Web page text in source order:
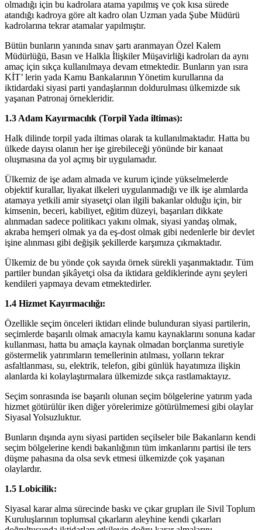
olmadığı için bu kadrolara atama yapılmış ve çok kısa sürede
atandığı kadroya göre alt kadro olan Uzman yada Şube Müdürü
kadrolarına tekrar atamalar yapılmıştır.
Bütün bunların yanında sınav şartı aranmayan Özel Kalem
Müdürlüğü, Basın ve Halkla İlişkiler Müşavirliği kadroları da aynı
amaç için sıkça kullanılmaya devam etmektedir. Bunların yan ısıra
KİT’ lerin yada Kamu Bankalarının Yönetim kurullarına da
iktidardaki siyasi parti yandaşlarının doldurulması ülkemizde sık
yaşanan Patronaj örnekleridir.
1.3 Adam Kayırmacılık (Torpil Yada iltimas):
Halk dilinde torpil yada iltimas olarak ta kullanılmaktadır. Hatta bu
ülkede dayısı olanın her işe girebileceği yönünde bir kanaat
oluşmasına da yol açmış bir uygulamadır.
Ülkemiz de işe adam almada ve kurum içinde yükselmelerde
objektif kurallar, liyakat ilkeleri uygulanmadığı ve ilk işe alımlarda
atamaya yetkili amir siyasetçi olan ilgili bakanlar olduğu için, bir
kimsenin, beceri, kabiliyet, eğitim düzeyi, başarıları dikkate
alınmadan sadece politikacı yakını olmak, siyasi yandaş olmak,
akraba hemşeri olmak ya da eş-dost olmak gibi nedenlerle bir devlet
işine alınması gibi değişik şekillerde karşımıza çıkmaktadır.
Ülkemiz de bu yönde çok sayıda örnek sürekli yaşanmaktadır. Tüm
partiler bundan şikâyetçi olsa da iktidara geldiklerinde aynı şeyleri
kendileri yapmaya devam etmektedirler.
1.4 Hizmet Kayırmacılığı:
Özellikle seçim önceleri iktidarı elinde bulunduran siyasi partilerin,
seçimlerde başarılı olmak amacıyla kamu kaynaklarını sonuna kadar
kullanması, hatta bu amaçla kaynak olmadan borçlanma suretiyle
göstermelik yatırımların temellerinin atılması, yolların tekrar
asfaltlanması, su, elektrik, telefon, gibi günlük hayatımıza ilişkin
alanlarda ki kolaylaştırmalara ülkemizde sıkça rastlamaktayız.
Seçim sonrasında ise başarılı olunan seçim bölgelerine yatırım yada
hizmet götürülür iken diğer yörelerimize götürülmemesi gibi olaylar
Siyasal Yolsuzluktur.
Bunların dışında aynı siyasi partiden seçilseler bile Bakanların kendi
seçim bölgelerine kendi bakanlığının tüm imkanlarını partisi ile ters
düşme pahasına da olsa sevk etmesi ülkemizde çok yaşanan
olaylardır.
1.5 Lobicilik:
Siyasal karar alma sürecinde baskı ve çıkar grupları ile Sivil Toplum
Kuruluşlarının toplumsal çıkarların aleyhine kendi çıkarları